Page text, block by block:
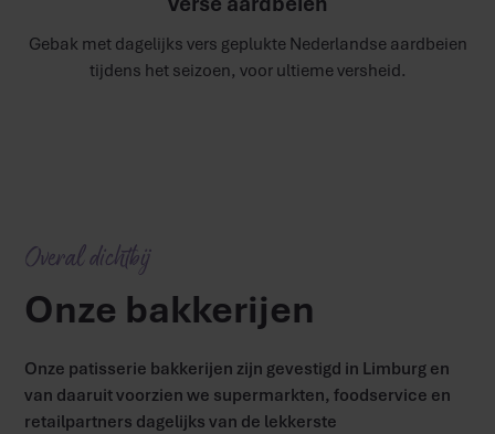
Gebak met dagelijks vers geplukte Nederlandse aardbeien
tijdens het seizoen, voor ultieme versheid.​
Overal dichtbij
Onze bakkerijen
Onze patisserie bakkerijen zijn gevestigd in Limburg en
van daaruit voorzien we supermarkten, foodservice en
retailpartners dagelijks van de lekkerste